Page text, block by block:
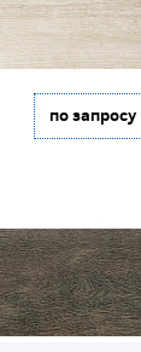
по запросу